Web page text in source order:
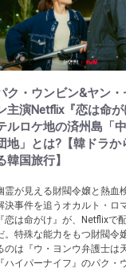
ク・ウンビン&ヤン・
主演Netflix『恋は命
ルロケ地の済州島「
地」とは?【韓ドラか
韓国旅行】
霊が見える財閥令嬢と熱血
決事件を追うオカルト・ロ
『恋は命がけ』が、Netflixで
。特殊な能力をもつ財閥令
のは『ウ・ヨンウ弁護士は
『ハイパーナイフ』のパク・